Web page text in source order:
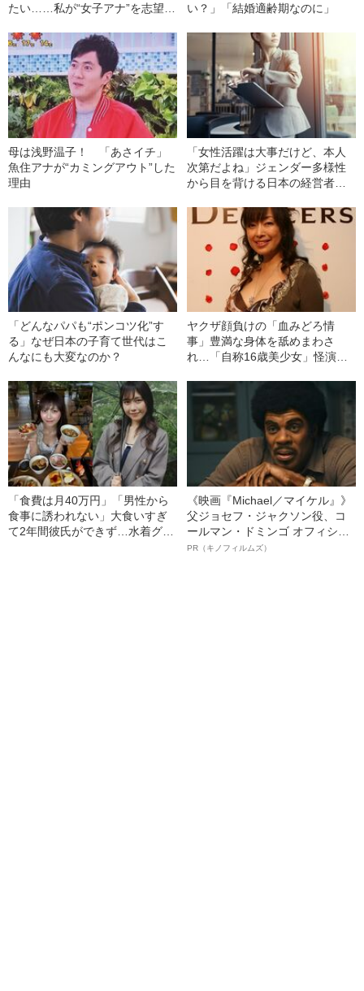
たい……私が“女子アナ”を志望し
い？」「結婚適齢期なのに」
母は浅野温子！ 「あさイチ」
魚住アナが“カミングアウト”した
理由
「女性活躍は大事だけど、本人
次第だよね」ジェンダー多様性
から目を背ける日本の経営者た
「どんなパパも“ポンコツ化”す
る」なぜ日本の子育て世代はこ
んなにも大変なのか？
ヤクザ顔負けの「血みどろ情
事」豊満な身体を舐めまわさ
れ…「自称16歳美少女」怪演
ぎる“熟れ方”
「食費は月40万円」「男性から
食事に誘われない」大食いすぎ
て2年間彼氏ができず…水着グラ
《映画『Michael／マイケル』》
父ジョセフ・ジャクソン役、コ
ールマン・ドミンゴ オフィシャ
ルインタビュー“観客を魅了した
PR（キノフィルムズ）